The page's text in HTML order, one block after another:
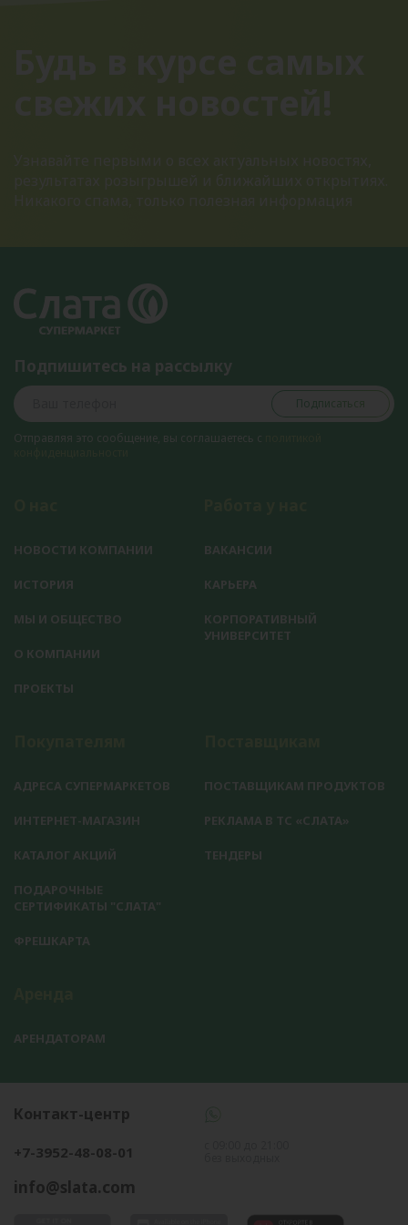
Подпишитесь на рассылку
Подписаться
Отправляя это сообщение, вы соглашаетесь с
НОВОСТИ КОМПАНИИ
ИСТОРИЯ
МЫ И ОБЩЕСТВО
О КОМПАНИИ
ПРОЕКТЫ
ВАКАНСИИ
КАРЬЕРА
КОРПОРАТИВНЫЙ
УНИВЕРСИТЕТ
АДРЕСА СУПЕРМАРКЕТОВ
ИНТЕРНЕТ-МАГАЗИН
КАТАЛОГ АКЦИЙ
ПОДАРОЧНЫЕ
СЕРТИФИКАТЫ "СЛАТА"
ФРЕШКАРТА
ПОСТАВЩИКАМ ПРОДУКТОВ
РЕКЛАМА В ТС «СЛАТА»
ТЕНДЕРЫ
АРЕНДАТОРАМ
Контакт-центр
+7-3952-48-08-01
info@slata.com